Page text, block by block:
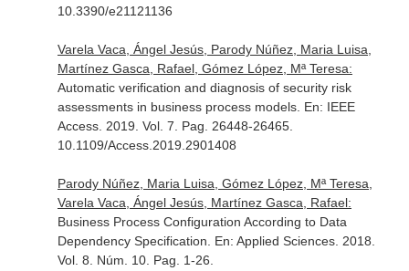
10.3390/e21121136
Varela Vaca, Ángel Jesús, Parody Núñez, Maria Luisa,
Martínez Gasca, Rafael, Gómez López, Mª Teresa:
Automatic verification and diagnosis of security risk
assessments in business process models. En: IEEE
Access. 2019. Vol. 7. Pag. 26448-26465.
10.1109/Access.2019.2901408
Parody Núñez, Maria Luisa, Gómez López, Mª Teresa,
Varela Vaca, Ángel Jesús, Martínez Gasca, Rafael:
Business Process Configuration According to Data
Dependency Specification. En: Applied Sciences. 2018.
Vol. 8. Núm. 10. Pag. 1-26.